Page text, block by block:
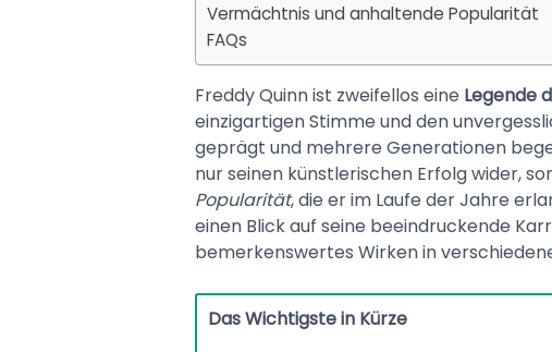
Vermächtnis und anhaltende Popularität
FAQs
Freddy Quinn ist zweifellos eine Legende
einzigartigen Stimme und den
geprägt und mehrere Generationen
nur seinen künstlerischen Erfolg wider,
Popularität, die er im Laufe der Jahre
einen Blick auf seine beeindruckende
bemerkenswertes Wirken in
Das Wichtigste in Kürze